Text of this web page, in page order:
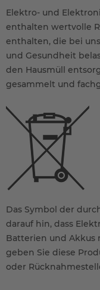
Elektro- und
enthalten wertvolle
enthalten, die bei
und Gesundheit
den Hausmüll
gesammelt und
Das Symbol der
darauf hin, dass
Batterien und Akkus
geben Sie diese
oder